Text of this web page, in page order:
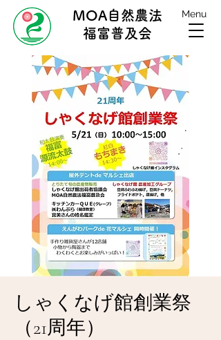
MOA自然農法
福富普及会
Menu
しゃくなげ館創業祭
（21周年）